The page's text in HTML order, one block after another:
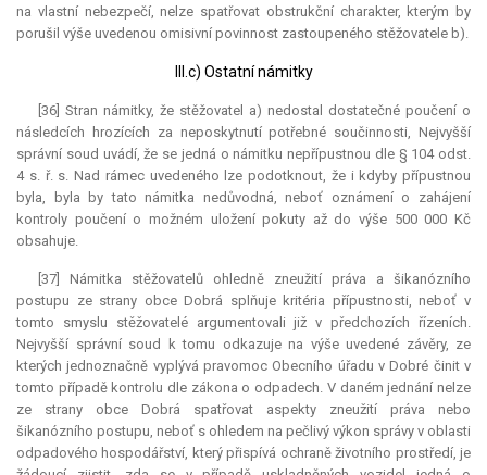
na vlastní nebezpečí, nelze spatřovat obstrukční charakter, kterým by
porušil výše uvedenou omisivní povinnost zastoupeného stěžovatele b).
III.c) Ostatní námitky
[36] Stran námitky, že stěžovatel a) nedostal dostatečné poučení o
následcích hrozících za neposkytnutí potřebné součinnosti, Nejvyšší
správní soud uvádí, že se jedná o námitku nepřípustnou dle § 104 odst.
4 s. ř. s. Nad rámec uvedeného lze podotknout, že i kdyby přípustnou
byla, byla by tato námitka nedůvodná, neboť oznámení o zahájení
kontroly poučení o možném uložení pokuty až do výše 500 000 Kč
obsahuje.
[37] Námitka stěžovatelů ohledně zneužití práva a šikanózního
postupu ze strany obce Dobrá splňuje kritéria přípustnosti, neboť v
tomto smyslu stěžovatelé argumentovali již v předchozích řízeních.
Nejvyšší správní soud k tomu odkazuje na výše uvedené závěry, ze
kterých jednoznačně vyplývá pravomoc Obecního úřadu v Dobré činit v
tomto případě kontrolu dle zákona o odpadech. V daném jednání nelze
ze strany obce Dobrá spatřovat aspekty zneužití práva nebo
šikanózního postupu, neboť s ohledem na pečlivý výkon správy v oblasti
odpadového hospodářství, který přispívá ochraně životního prostředí, je